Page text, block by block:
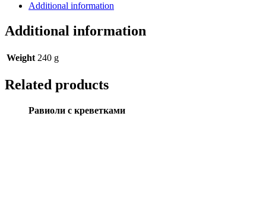
Additional information
Additional information
Weight 240 g
Related products
Равиоли с креветками